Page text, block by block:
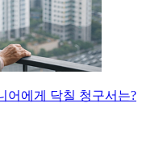
어에게 닥칠 청구서는?